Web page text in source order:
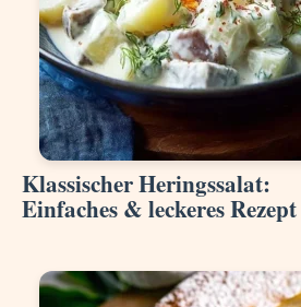
Klassischer Heringssalat:
Einfaches & leckeres Rezept